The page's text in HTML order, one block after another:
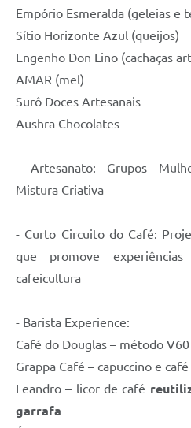
Empório Esmeralda (geleias e
Sítio Horizonte Azul (queijos)
Engenho Don Lino (cachaças
AMAR (mel)
Surô Doces Artesanais
Aushra Chocolates
- Artesanato: Grupos
Mistura Criativa
- Curto Circuito do Café:
que promove
cafeicultura
- Barista Experience:
Café do Douglas – método V60
Grappa Café – capuccino e
Leandro – licor de café
garrafa